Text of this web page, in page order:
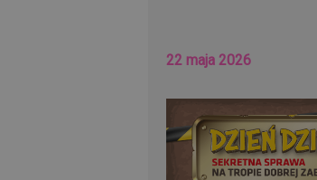
22 maja 2026